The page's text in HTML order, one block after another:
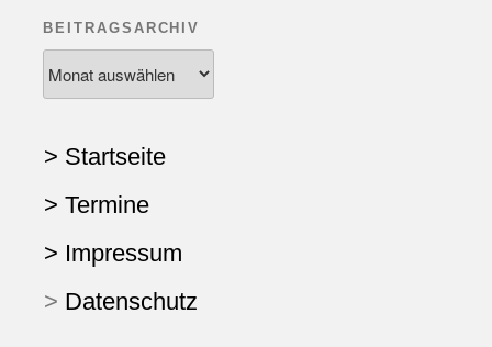
BEITRAGSARCHIV
> Startseite
> Termine
> Impressum
> Datenschutz